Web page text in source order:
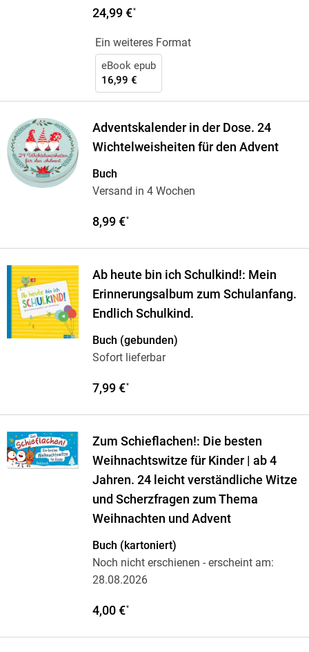
24,99 €*
Ein weiteres Format
eBook epub
16,99 €
Adventskalender in der Dose. 24
Wichtelweisheiten für den Advent
Buch
Versand in 4 Wochen
8,99 €*
Ab heute bin ich Schulkind!: Mein
Erinnerungsalbum zum Schulanfang.
Endlich Schulkind.
Buch (gebunden)
Sofort lieferbar
7,99 €*
Zum Schieflachen!: Die besten
Weihnachtswitze für Kinder | ab 4
Jahren. 24 leicht verständliche Witze
und Scherzfragen zum Thema
Weihnachten und Advent
Buch (kartoniert)
Noch nicht erschienen - erscheint am:
28.08.2026
4,00 €*